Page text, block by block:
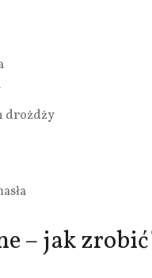
drożdży
– jak